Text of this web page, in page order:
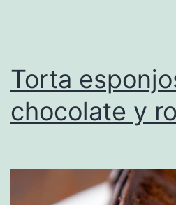
Torta
chocolate y